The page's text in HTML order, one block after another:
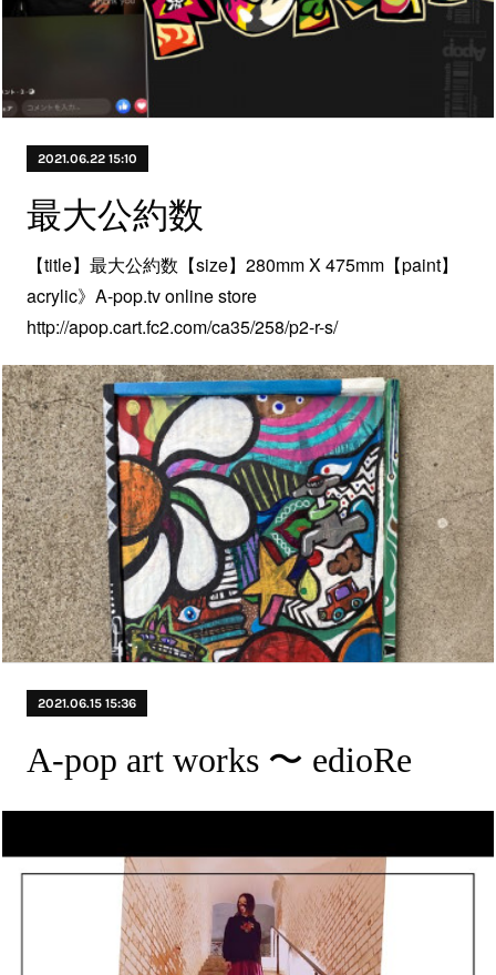
2021.06.22 15:10
最大公約数
【title】最大公約数【size】280mm X 475mm【paint】
acrylic》A-pop.tv online store
http://apop.cart.fc2.com/ca35/258/p2-r-s/
2021.06.15 15:36
A-pop art works 〜 edioRe